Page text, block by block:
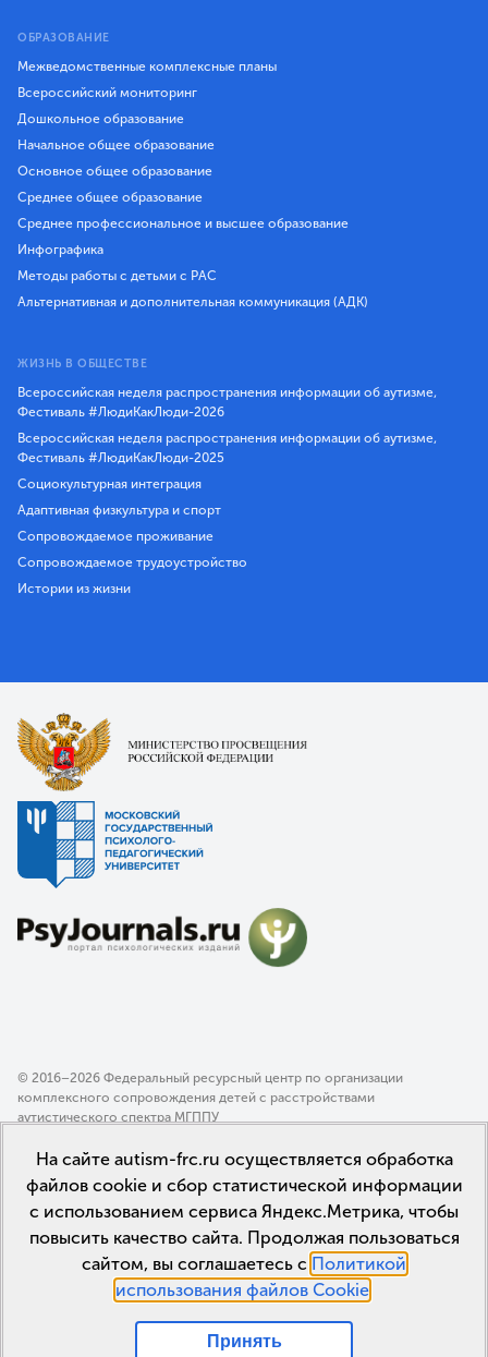
ОБРАЗОВАНИЕ
Межведомственные комплексные планы
Всероссийский мониторинг
Дошкольное образование
Начальное общее образование
Основное общее образование
Среднее общее образование
Среднее профессиональное и высшее образование
Инфографика
Методы работы с детьми с РАС
Альтернативная и дополнительная коммуникация (АДК)
ЖИЗНЬ В ОБЩЕСТВЕ
Всероссийская неделя распространения информации об аутизме,
Фестиваль #ЛюдиКакЛюди-2026
Всероссийская неделя распространения информации об аутизме,
Фестиваль #ЛюдиКакЛюди-2025
Социокультурная интеграция
Адаптивная физкультура и спорт
Сопровождаемое проживание
Сопровождаемое трудоустройство
Истории из жизни
© 2016–2026 Федеральный ресурсный центр по организации
комплексного сопровождения детей с расстройствами
аутистического спектра МГППУ
Политика конфиденциальности
Пользовательское соглашение
На сайте autism-frc.ru осуществляется обработка
файлов cookie и сбор статистической информации
с использованием сервиса Яндекс.Метрика, чтобы
повысить качество сайта. Продолжая пользоваться
сайтом, вы соглашаетесь с Политикой
использования файлов Cookie.
Принять